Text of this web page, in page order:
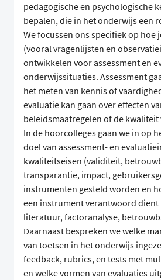
pedagogische en psychologische
bepalen, die in het onderwijs een
We focussen ons specifiek op hoe
(vooral vragenlijsten en
ontwikkelen voor assessment en
onderwijssituaties. Assessment
het meten van kennis of
evaluatie kan gaan over effecten
beleidsmaatregelen of de
In de hoorcolleges gaan we in op
doel van assessment- en
kwaliteitseisen (validiteit,
transparantie, impact,
instrumenten gesteld worden en
een instrument verantwoord dient
literatuur, factoranalyse,
Daarnaast bespreken we welke
van toetsen in het onderwijs
feedback, rubrics, en tests met
en welke vormen van evaluaties